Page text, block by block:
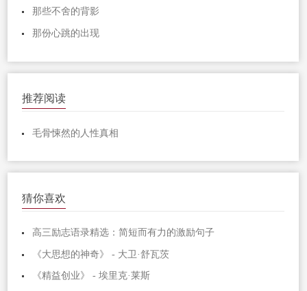
那些不舍的背影
那份心跳的出现
推荐阅读
毛骨悚然的人性真相
猜你喜欢
高三励志语录精选：简短而有力的激励句子
《大思想的神奇》 - 大卫·舒瓦茨
《精益创业》 - 埃里克·莱斯